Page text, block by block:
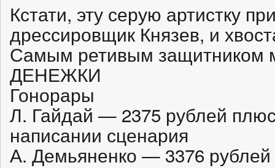
Кстати, эту серую артистку
дрессировщик Князев, и
Самым ретивым защитником
ДЕНЕЖКИ
Гонорары
Л. Гайдай — 2375 рублей
написании сценария
А. Демьяненко — 3376 рублей